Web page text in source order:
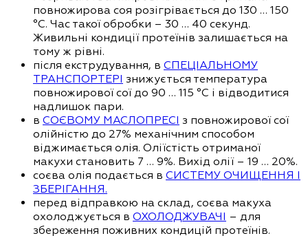
повножирова соя розігрівається до 130 … 150
°С. Час такої обробки – 30 … 40 секунд.
Живильні кондиції протеїнів залишається на
тому ж рівні.
після екструдування, в СПЕЦІАЛЬНОМУ
ТРАНСПОРТЕРІ знижується температура
повножирової сої до 90 … 115 °С і відводитися
надлишок пари.
в СОЄВОМУ МАСЛОПРЕСІ з повножирової сої
олійністю до 27% механічним способом
віджимається олія. Оліїстість отриманої
макухи становить 7 … 9%. Вихід олії – 19 … 20%.
соєва олія подається в СИСТЕМУ ОЧИЩЕННЯ І
ЗБЕРІГАННЯ.
перед відправкою на склад, соєва макуха
охолоджується в ОХОЛОДЖУВАЧІ – для
збереження поживних кондицій протеїнів.